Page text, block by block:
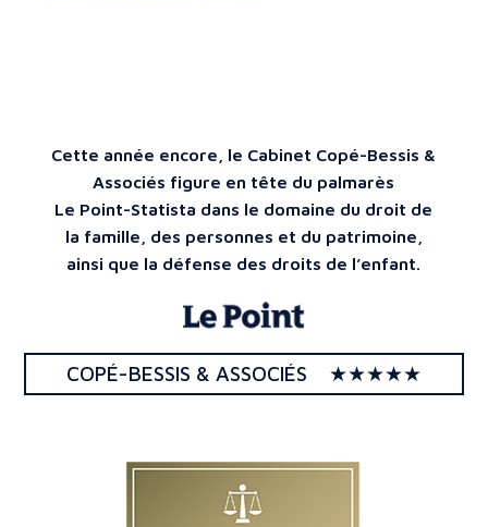
Cette année encore, le Cabinet Copé-Bessis &
Associés figure en tête du palmarès
Le Point-Statista dans le domaine du droit de
la famille, des personnes et du patrimoine,
ainsi que la défense des droits de l’enfant.
COPÉ-BESSIS & ASSOCIÉS ★★★★★